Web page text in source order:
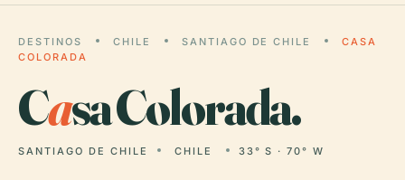
DESTINOS CHILE SANTIAGO DE CHILE
CASA
COLORADA
Casa Colorada.
SANTIAGO DE CHILE CHILE 33° S · 70° W